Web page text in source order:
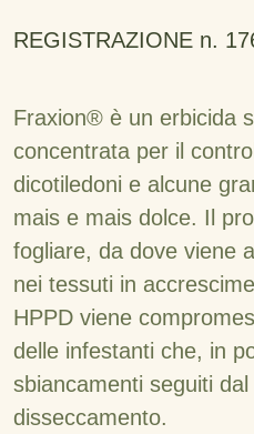
REGISTRAZIONE n.
Fraxion® è un erbicida
concentrata per il
dicotiledoni e alcune
mais e mais dolce. Il
fogliare, da dove viene
nei tessuti in
HPPD viene
delle infestanti che, in
sbiancamenti seguiti
disseccamento.